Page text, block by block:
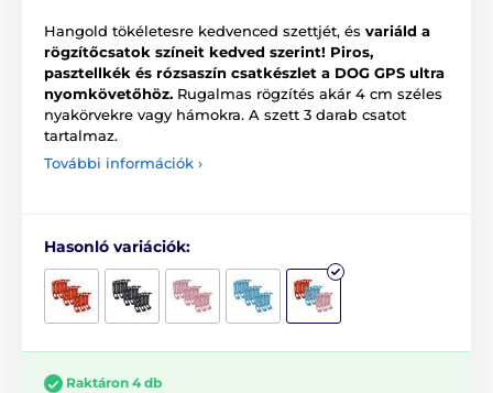
Hangold tökéletesre kedvenced szettjét, és variáld a
rögzítőcsatok színeit kedved szerint! Piros,
pasztellkék és rózsaszín csatkészlet a DOG GPS ultra
nyomkövetőhöz. Rugalmas rögzítés akár 4 cm széles
nyakörvekre vagy hámokra. A szett 3 darab csatot
tartalmaz.
További információk ›
Hasonló variációk:
Raktáron 4 db